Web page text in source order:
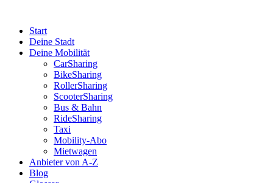
Start
Deine Stadt
Deine Mobilität
CarSharing
BikeSharing
RollerSharing
ScooterSharing
Bus & Bahn
RideSharing
Taxi
Mobility-Abo
Mietwagen
Anbieter von A-Z
Blog